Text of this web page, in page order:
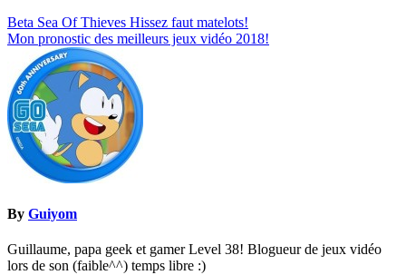
Navigation
de
l’article
Beta Sea Of Thieves Hissez faut matelots!
Mon pronostic des meilleurs jeux vidéo 2018!
By Guiyom
Guillaume, papa geek et gamer Level 38! Blogueur de jeux vidéo
lors de son (faible^^) temps libre :)